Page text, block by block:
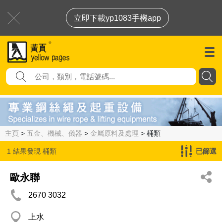
立即下載yp1083手機app
主頁 > 五金、機械、儀器 > 金屬原料及處理 > 桶類
1 結果發現 桶類 已篩選
歐永聯
2670 3032
上水